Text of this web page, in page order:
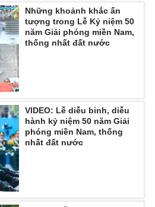
Những khoảnh khắc ấn
tượng trong Lễ Kỷ niệm 50
năm Giải phóng miền Nam,
thống nhất đất nước
VIDEO: Lễ diễu binh, diễu
hành kỷ niệm 50 năm Giải
phóng miền Nam, thống
nhất đất nước